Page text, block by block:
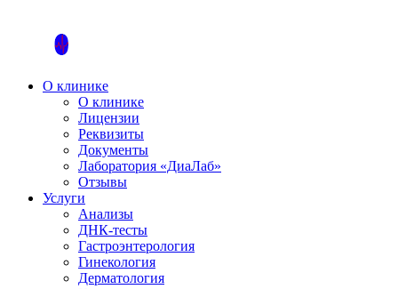
О клинике
О клинике
Лицензии
Реквизиты
Документы
Лаборатория «ДиаЛаб»
Отзывы
Услуги
Анализы
ДНК-тесты
Гастроэнтерология
Гинекология
Дерматология